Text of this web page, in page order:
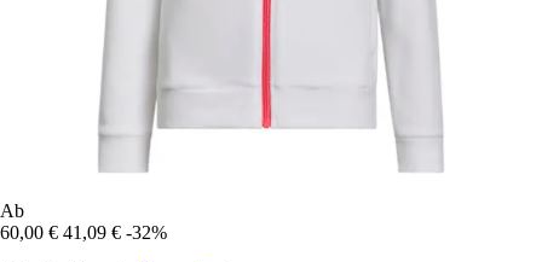
Ab
60,00 € 41,09 € -32%